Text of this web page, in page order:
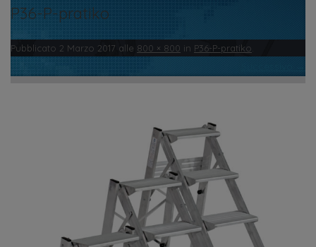
P36-P-pratiko
Pubblicato 2 Marzo 2017 alle 800 × 800 in P36-P-pratiko